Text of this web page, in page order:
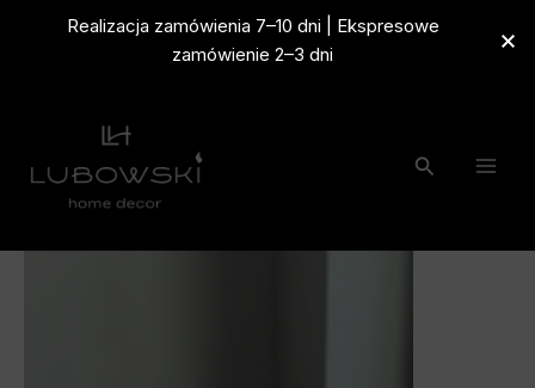
Szukaj
Realizacja zamówienia 7–10 dni | Ekspresowe
zamówienie 2–3 dni